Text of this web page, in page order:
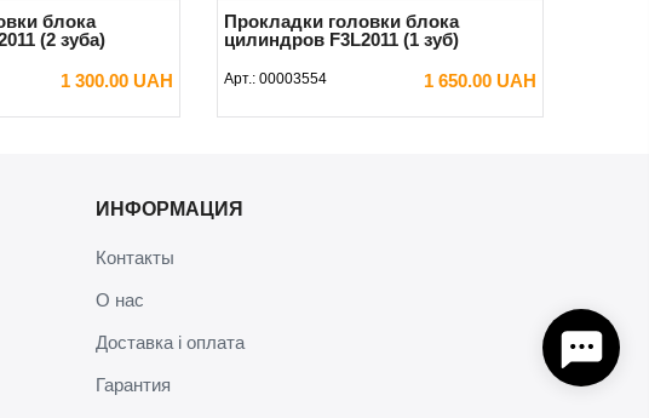
блока
(2 зуба)
1 300.00 UAH
Прокладки головки блока
цилиндров F3L2011 (1 зуб)
Арт.: 00003554 1 650.00 UAH
В КОРЗИНУ
ИНФОРМАЦИЯ
Контакты
О нас
Доставка і оплата
Гарантия